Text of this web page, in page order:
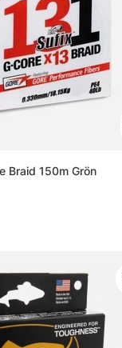
bäst till?
mellan vanlig
Braid 150m Grön